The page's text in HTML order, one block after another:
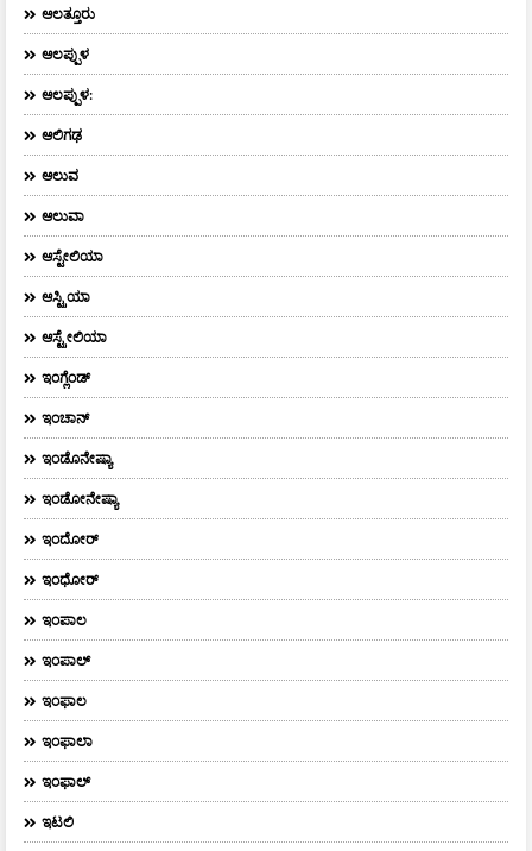
ಆಲತ್ತೂರು
ಆಲಪ್ಪುಳ
ಆಲಪ್ಪುಳ:
ಆಲಿಗಢ
ಆಲುವ
ಆಲುವಾ
ಆಸ್ಟೇಲಿಯಾ
ಆಸ್ಟ್ರಿಯಾ
ಆಸ್ಟ್ರೇಲಿಯಾ
ಇಂಗ್ಲೆಂಡ್
ಇಂಚಾನ್
ಇಂಡೊನೇಷ್ಯಾ
ಇಂಡೋನೇಷ್ಯಾ
ಇಂದೋರ್
ಇಂಧೋರ್
ಇಂಪಾಲ
ಇಂಪಾಲ್‌
ಇಂಫಾಲ
ಇಂಫಾಲಾ
ಇಂಫಾಲ್
ಇಟಲಿ